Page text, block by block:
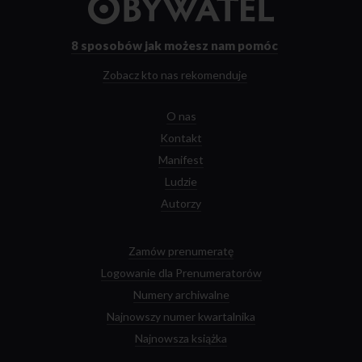
strony
8 sposobów jak możesz nam pomóc
Zobacz kto nas rekomenduje
O nas
Kontakt
Manifest
Ludzie
Autorzy
Zamów prenumeratę
Logowanie dla Prenumeratorów
Numery archiwalne
Najnowszy numer kwartalnika
Najnowsza książka